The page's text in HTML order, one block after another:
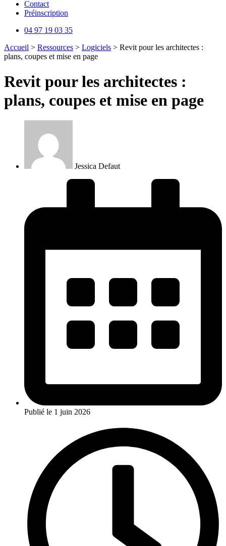
Contact
Préinscription
04 97 19 03 35
Accueil > Ressources > Logiciels > Revit pour les architectes :
plans, coupes et mise en page
Revit pour les architectes :
plans, coupes et mise en page
Jessica Defaut
Publié le 1 juin 2026